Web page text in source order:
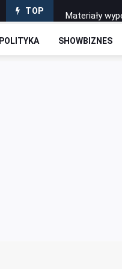
TOP
Materiały
POLITYKA SHOWBIZNES